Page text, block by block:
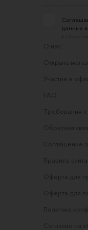
данных в
с
О нас
Открыть
Участие в
FAQ
Требования
Обратная
Соглашение
Правила сайта
Оферта для
Оферта для
Политика
Согласие на